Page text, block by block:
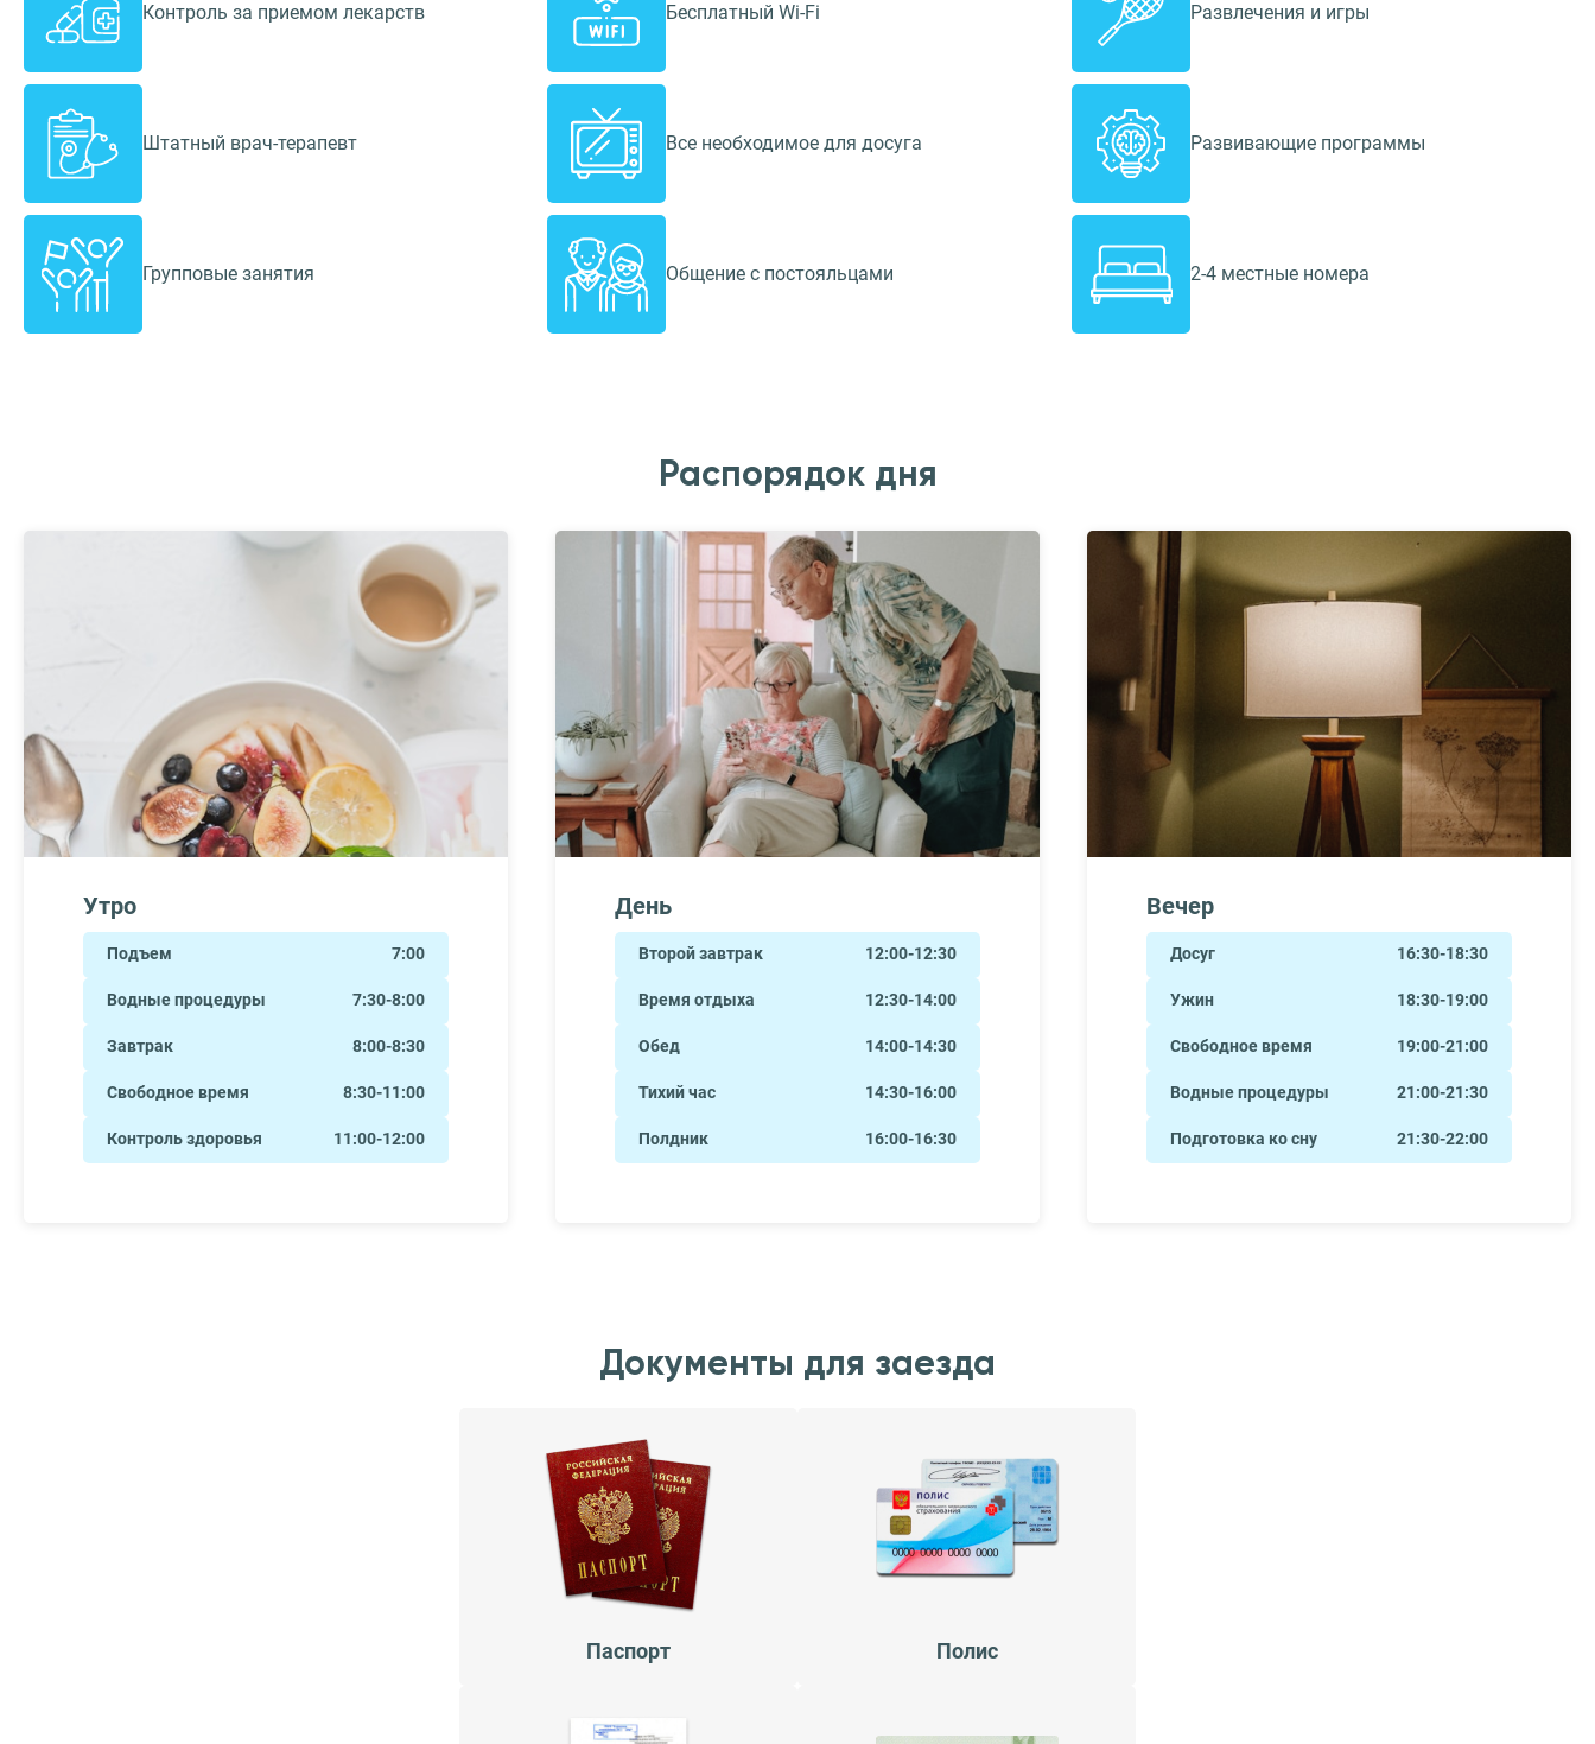
Контроль за приемом лекарств Бесплатный Wi-Fi Развлечения и игры
Штатный врач-терапевт Все необходимое для досуга Развивающие программы
Групповые занятия Общение с постояльцами 2-4 местные номера
Распорядок дня
Утро
Подъем 7:00
Водные процедуры 7:30-8:00
Завтрак 8:00-8:30
Свободное время 8:30-11:00
Контроль здоровья 11:00-12:00
День
Второй завтрак 12:00-12:30
Время отдыха 12:30-14:00
Обед 14:00-14:30
Тихий час 14:30-16:00
Полдник 16:00-16:30
Вечер
Досуг 16:30-18:30
Ужин 18:30-19:00
Свободное время 19:00-21:00
Водные процедуры 21:00-21:30
Подготовка ко сну 21:30-22:00
Документы для заезда
Паспорт Полис